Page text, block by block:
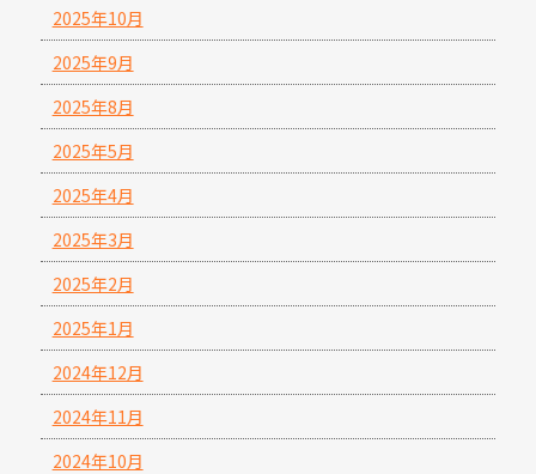
2025年10月
2025年9月
2025年8月
2025年5月
2025年4月
2025年3月
2025年2月
2025年1月
2024年12月
2024年11月
2024年10月